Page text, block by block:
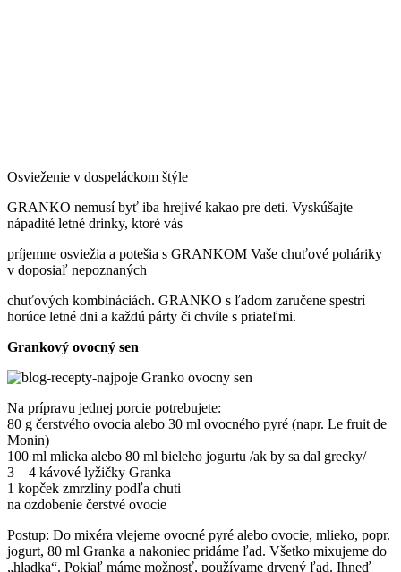
Osvieženie v dospeláckom štýle
GRANKO nemusí byť iba hrejivé kakao pre deti. Vyskúšajte
nápadité letné drinky, ktoré vás
príjemne osviežia a potešia s GRANKOM Vaše chuťové poháriky
v doposiaľ nepoznaných
chuťových kombináciách. GRANKO s ľadom zaručene spestrí
horúce letné dni a každú párty či chvíle s priateľmi.
Grankový ovocný sen
Na prípravu jednej porcie potrebujete:
80 g čerstvého ovocia alebo 30 ml ovocného pyré (napr. Le fruit de
Monin)
100 ml mlieka alebo 80 ml bieleho jogurtu /ak by sa dal grecky/
3 – 4 kávové lyžičky Granka
1 kopček zmrzliny podľa chuti
na ozdobenie čerstvé ovocie
Postup: Do mixéra vlejeme ovocné pyré alebo ovocie, mlieko, popr.
jogurt, 80 ml Granka a nakoniec pridáme ľad. Všetko mixujeme do
„hladka“. Pokiaľ máme možnosť, používame drvený ľad. Ihneď